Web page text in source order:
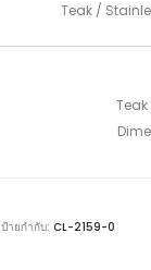
Teak /
ป้ายกำกับ: CL-2159-0